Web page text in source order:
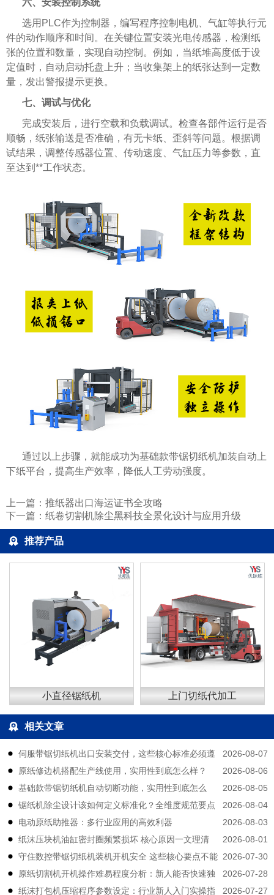
选用PLC作为控制器，编写程序控制电机、气缸等执行元
件的动作顺序和时间。在关键位置安装光电传感器，检测纸
张的位置和数量，实现自动控制。例如，当纸堆高度低于设
定值时，自动启动托盘上升；当收集架上的纸张达到一定数
量，发出警报提示更换。
七、调试与优化
完成安装后，进行空载和负载调试。检查各部件运行是否
顺畅，纸张输送是否准确，有无卡纸、歪斜等问题。根据调
试结果，调整传感器位置、传动速度、气缸压力等参数，直
至达到**工作状态。
通过以上步骤，就能成功为基础款带锯切纸机加装自动上
下纸平台，提高生产效率，降低人工劳动强度。
上一篇： 推纸器出口海运证书全攻略
下一篇： 纸卷切割机除尘黑科技全景化设计与应用升级
推荐产品
小直径锯纸机 上门切纸代加工
相关文章
2026-08-07
伺服带锯切纸机出口安装交付，这些核心标准必须遵
守
2026-08-06
原纸修边机搭配生产线使用，实用性到底怎么样？
2026-08-05
基础款带锯切纸机自动切断功能，实用性到底怎么
样？
2026-08-04
锯纸机除尘设计该如何定义标准化？全维度规范要点
拆解
2026-08-03
电动原纸助推器：多行业应用的高效利器
2026-08-01
纸沫压块机油缸密封圈频繁损坏 核心原因一文理清
2026-07-30
守住数控带锯切纸机装机开机安全 这些核心要点不能
大意
2026-07-28
原纸切割机开机操作难易程度分析：新人能否快速独
立上手？
2026-07-27
纸沫打包机压缩程序参数设定：行业新人入门实操指